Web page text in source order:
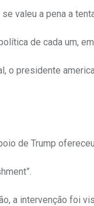
valeu a pena a
de cada um,
o presidente
de Trump
a intervenção foi